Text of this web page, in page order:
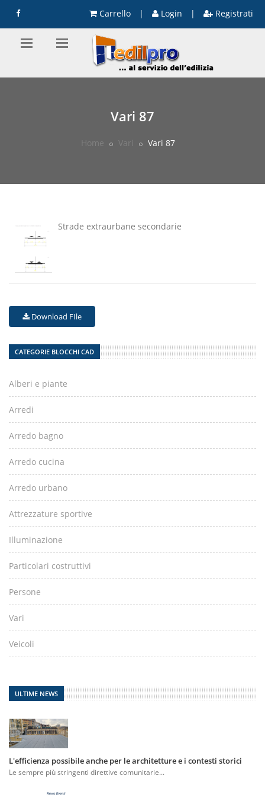
Carrello | Login | Registrati
Vari 87
Home Vari Vari 87
Strade extraurbane secondarie
Download FIle
CATEGORIE BLOCCHI CAD
Alberi e piante
Arredi
Arredo bagno
Arredo cucina
Arredo urbano
Attrezzature sportive
Illuminazione
Particolari costruttivi
Persone
Vari
Veicoli
ULTIME NEWS
L'efficienza possibile anche per le architetture e i contesti storici
Le sempre più stringenti direttive comunitarie...